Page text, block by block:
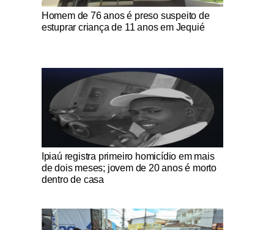
Notícias Católicas
Homem de 76 anos é preso suspeito de
estuprar criança de 11 anos em Jequié
Notícias Católicas
Ipiaú registra primeiro homicídio em mais
de dois meses; jovem de 20 anos é morto
dentro de casa